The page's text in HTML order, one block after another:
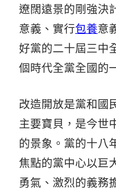
遼闊遠景的剛強決
意義、實行包養意
好黨的二十屆三中
個時代全黨全國的
改造開放是黨和國
主要寶貝，是今世
的景象。黨的十八
焦點的黨中心以巨
勇氣、激烈的義務